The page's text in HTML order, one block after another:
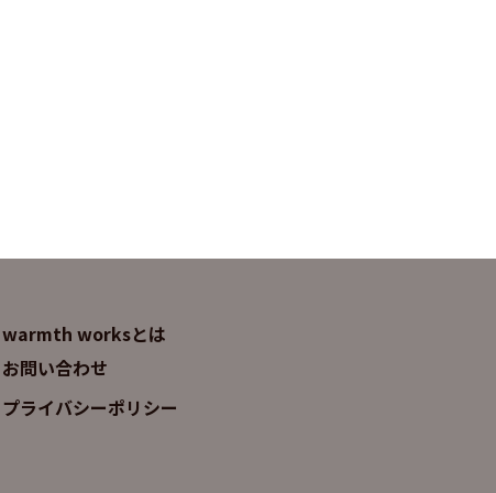
warmth worksとは
お問い合わせ
プライバシーポリシー